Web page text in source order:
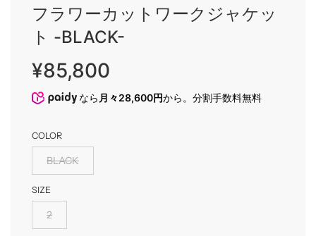
フラワーカットワークジャケッ
ト -BLACK-
Sale
price
Regular
price
¥85,800
なら 月々28,600円から。分割手数料無料
COLOR
BLACK
SIZE
2